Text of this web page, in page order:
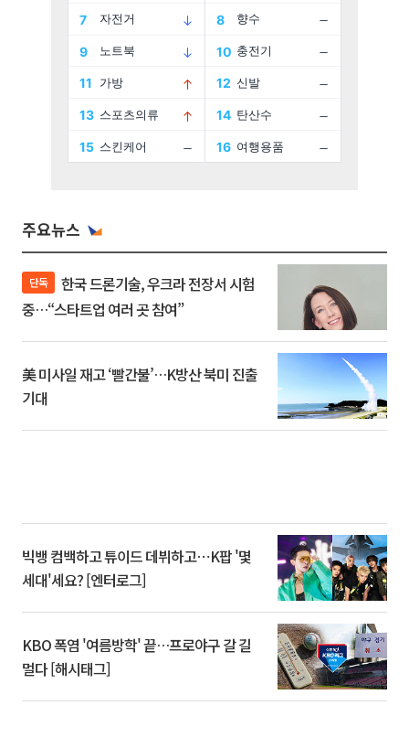
주요뉴스
단독
중…“스타트업 여러 곳 참여”
美 미사일 재고 ‘빨간불’…K방산 북미 진출
기대
빅뱅 컴백하고 튜이드 데뷔하고⋯K팝 '몇
세대'세요? [엔터로그]
KBO 폭염 '여름방학' 끝…프로야구 갈 길
멀다 [해시태그]